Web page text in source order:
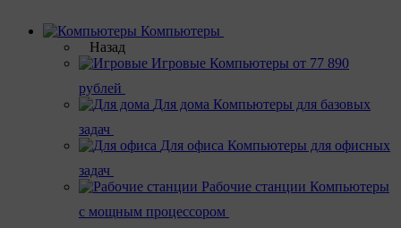
Компьютеры
Назад
Игровые Компьютеры от 77 890
рублей
Для дома Компьютеры для базовых
задач
Для офиса Компьютеры для офисных
задач
Рабочие станции Компьютеры
с мощным процессором